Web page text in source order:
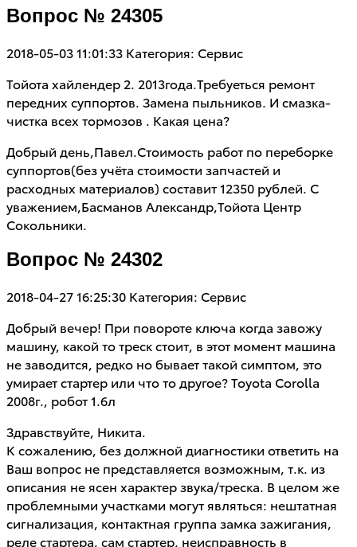
Вопрос № 24305
2018-05-03 11:01:33 Категория: Сервис
Тойота хайлендер 2. 2013года.Требуеться ремонт
передних суппортов. Замена пыльников. И смазка-
чистка всех тормозов . Какая цена?
Добрый день,Павел.Стоимость работ по переборке
суппортов(без учёта стоимости запчастей и
расходных материалов) составит 12350 рублей. С
уважением,Басманов Александр,Тойота Центр
Сокольники.
Вопрос № 24302
2018-04-27 16:25:30 Категория: Сервис
Добрый вечер! При повороте ключа когда завожу
машину, какой то треск стоит, в этот момент машина
не заводится, редко но бывает такой симптом, это
умирает стартер или что то другое? Toyota Corolla
2008г., робот 1.6л
Здравствуйте, Никита.
К сожалению, без должной диагностики ответить на
Ваш вопрос не представляется возможным, т.к. из
описания не ясен характер звука/треска. В целом же
проблемными участками могут являться: нештатная
сигнализация, контактная группа замка зажигания,
реле стартера, сам стартер, неисправность в